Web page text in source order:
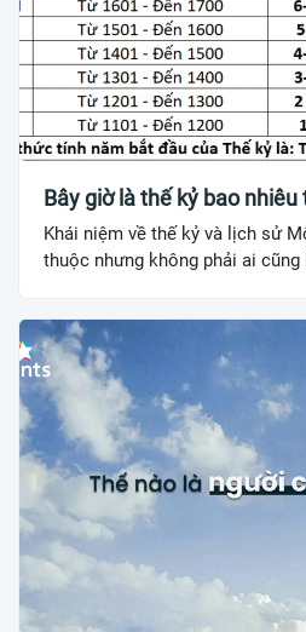
Bây giờ là thế kỷ bao
Khái niệm về thế kỷ và lịch sử
thuộc nhưng không phải ai cũng